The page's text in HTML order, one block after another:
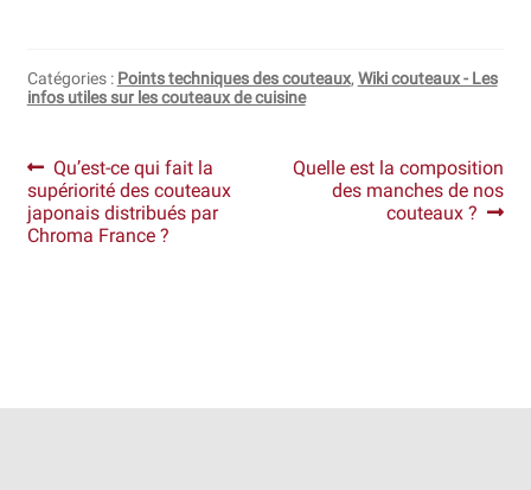
Questions / Réponses
Revendeurs
Revue de presse
Tous les articles
Catégories : Points techniques des couteaux, Wiki couteaux - Les
infos utiles sur les couteaux de cuisine
Navigation
de
l’article
Article
précédent :
Qu’est-ce qui fait la
supériorité des couteaux
japonais distribués par
Chroma France ?
Article
suivant :
Quelle est la composition
des manches de nos
couteaux ?